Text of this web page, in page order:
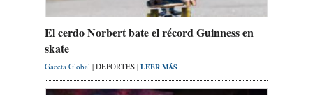
El cerdo Norbert bate el récord Guinness en
skate
Gaceta Global | DEPORTES | LEER MÁS